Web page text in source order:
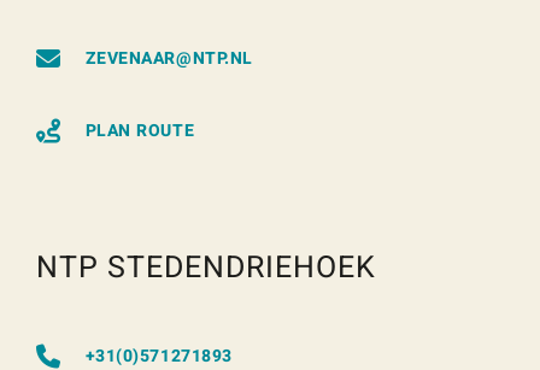
ZEVENAAR@NTP.NL
PLAN ROUTE
NTP STEDENDRIEHOEK
+31(0)571271893